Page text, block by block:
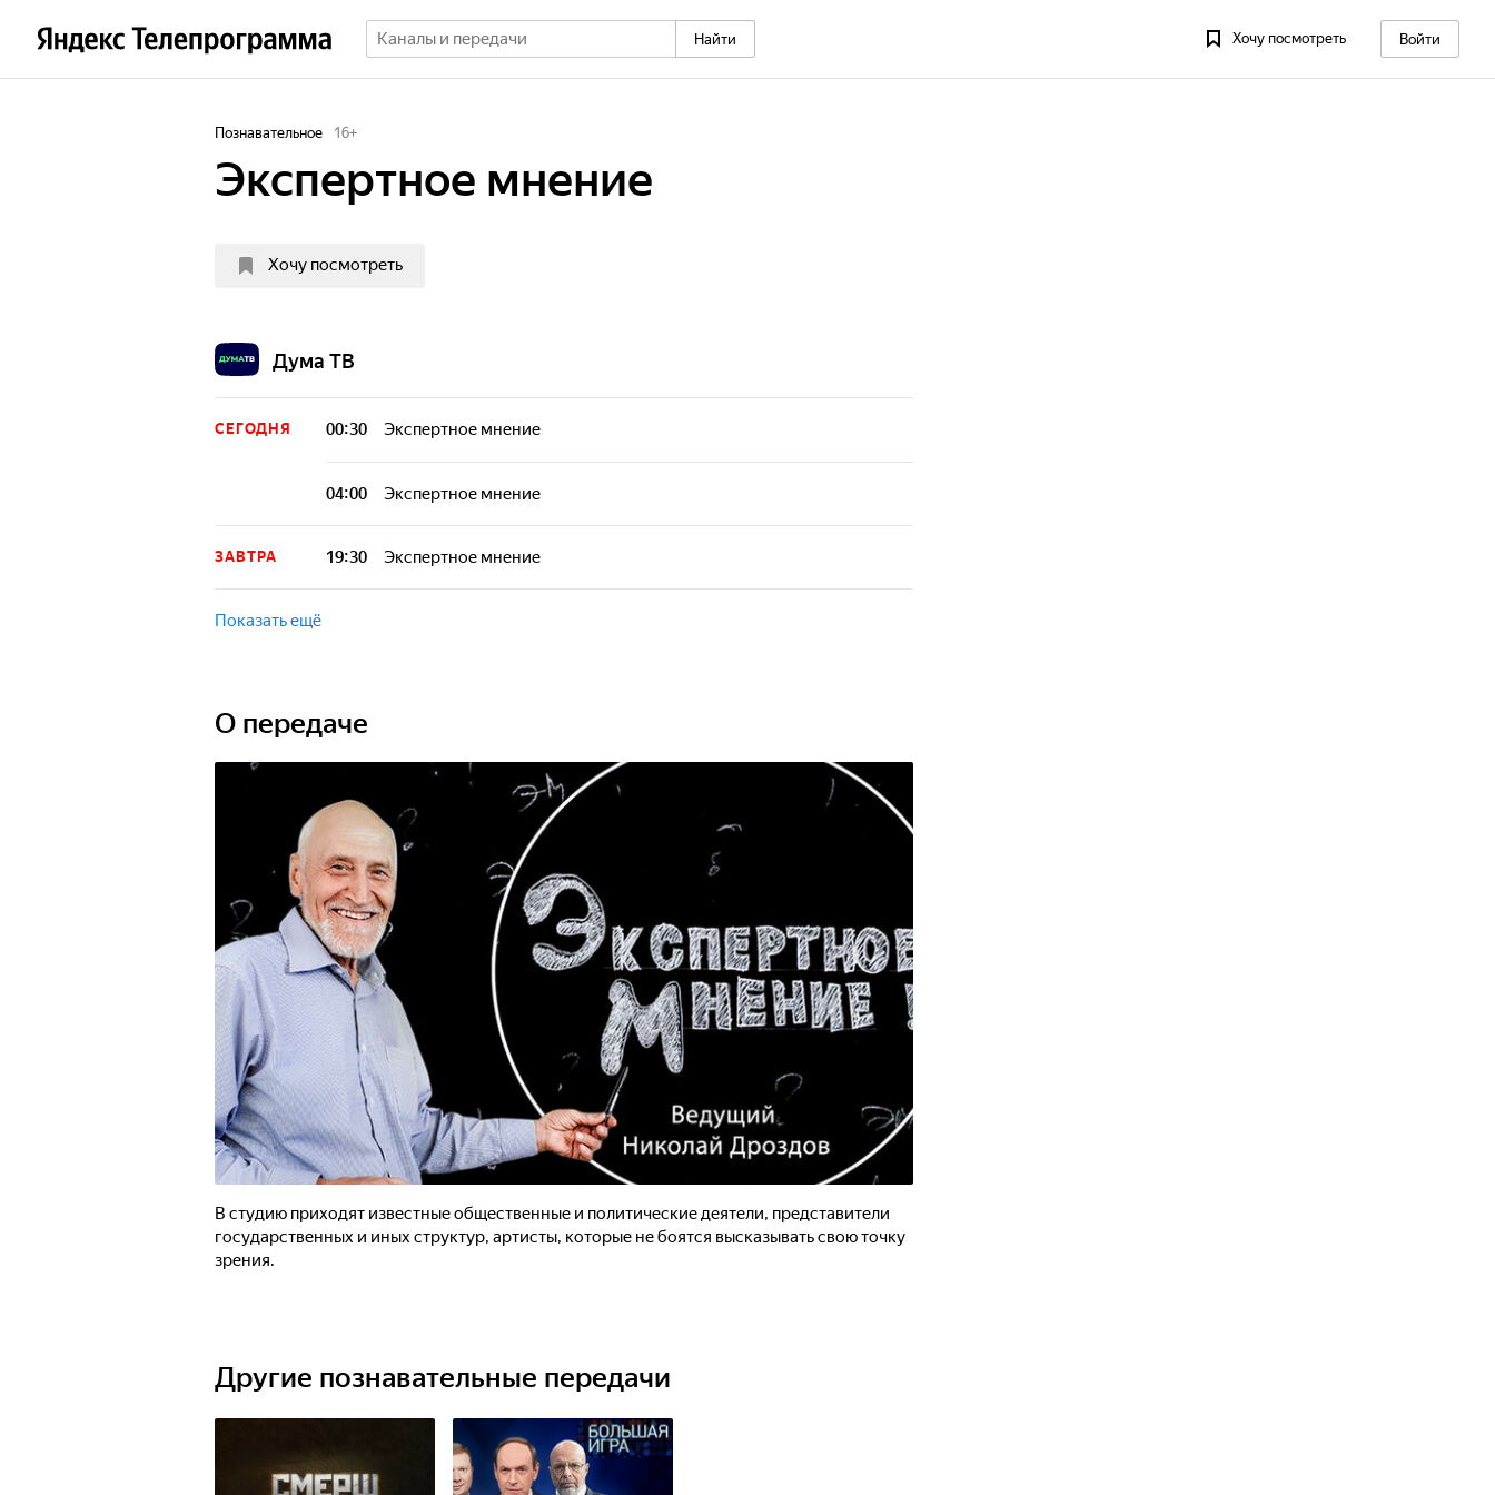
Найти Хочу посмотреть Войти
Познавательное 16+
Экспертное мнение
Хочу посмотреть
Дума ТВ
СЕГОДНЯ 00:30 Экспертное мнение
04:00 Экспертное мнение
ЗАВТРА 19:30 Экспертное мнение
Показать ещё
О передаче
В студию приходят известные общественные и политические деятели, представители
государственных и иных структур, артисты, которые не боятся высказывать свою точку
зрения.
Другие познавательные передачи